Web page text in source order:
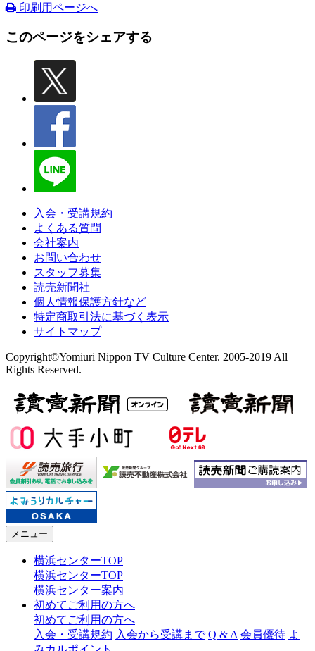
印刷用ページへ
このページをシェアする
入会・受講規約
よくある質問
会社案内
お問い合わせ
スタッフ募集
読売新聞社
個人情報保護方針など
特定商取引法に基づく表示
サイトマップ
Copyright©Yomiuri Nippon TV Culture Center. 2005-2019 All
Rights Reserved.
メニュー
横浜センターTOP
横浜センターTOP
横浜センター案内
初めてご利用の方へ
初めてご利用の方へ
入会・受講規約 入会から受講まで Q & A 会員優待 よ